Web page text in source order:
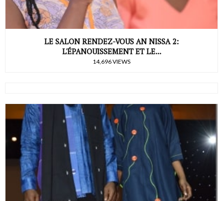
LE SALON RENDEZ-VOUS AN NISSA 2:
L'ÉPANOUISSEMENT ET LE...
14,696 VIEWS